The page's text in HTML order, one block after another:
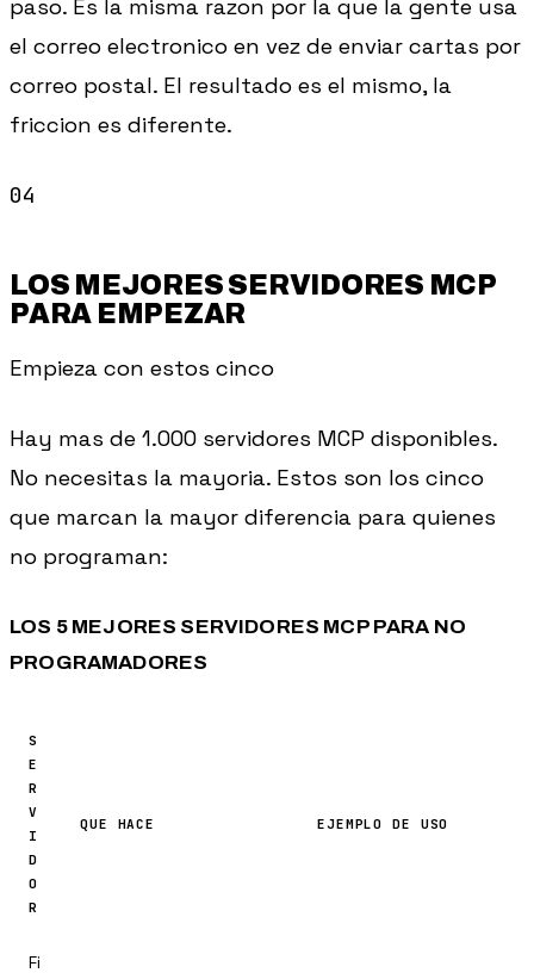
paso. Es la misma razon por la que la gente usa
el correo electronico en vez de enviar cartas por
correo postal. El resultado es el mismo, la
friccion es diferente.
LOS MEJORES SERVIDORES MCP
PARA EMPEZAR
Empieza con estos cinco
Hay mas de 1.000 servidores MCP disponibles.
No necesitas la mayoria. Estos son los cinco
que marcan la mayor diferencia para quienes
no programan:
LOS 5 MEJORES SERVIDORES MCP PARA NO
PROGRAMADORES
S
E
R
V
I
D
O
R
QUE HACE EJEMPLO DE USO
Fi